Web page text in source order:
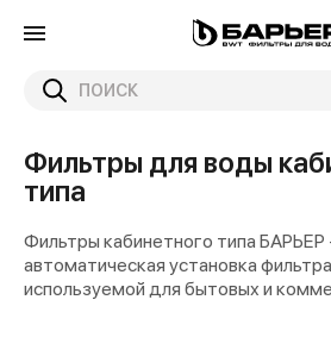
Фильтры для воды
типа
Фильтры кабинетного типа БАРЬЕР
автоматическая установка
используемой для бытовых и